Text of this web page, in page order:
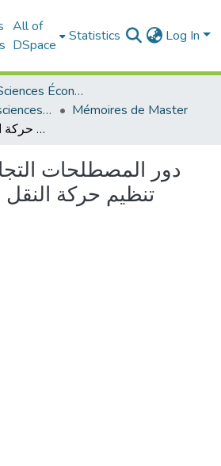
All of
DSpace
Statistics Log In
Faculté des Sciences Économiques Commerciales et des Sciences de Gestion
Département des sciences commerciales
Mémoires de Master
دور المصطلحات التجارية الدولية في تنظيم حركة النقل البحري للبضائع
دور المصطلحات
تنظيم حركة النقل